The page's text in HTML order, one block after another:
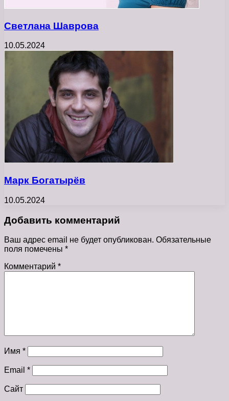
Светлана Шаврова
10.05.2024
Марк Богатырёв
10.05.2024
Добавить комментарий
Ваш адрес email не будет опубликован. Обязательные
поля помечены *
Комментарий *
Имя *
Email *
Сайт